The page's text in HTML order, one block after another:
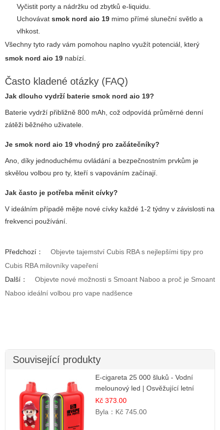
Vyčistit porty a nádržku od zbytků e-liquidu.
Uchovávat smok nord aio 19 mimo přímé sluneční světlo a
vlhkost.
Všechny tyto rady vám pomohou naplno využít potenciál, který
smok nord aio 19 nabízí.
Často kladené otázky (FAQ)
Jak dlouho vydrží baterie smok nord aio 19?
Baterie vydrží přibližně 800 mAh, což odpovídá průměrné denní
zátěži běžného uživatele.
Je smok nord aio 19 vhodný pro začátečníky?
Ano, díky jednoduchému ovládání a bezpečnostním prvkům je
skvělou volbou pro ty, kteří s vapováním začínají.
Jak často je potřeba měnit cívky?
V ideálním případě mějte nové cívky každé 1-2 týdny v závislosti na
frekvenci používání.
Předchozí：
Objevte tajemství Cubis RBA s nejlepšími tipy pro
Cubis RBA milovníky vapeření
Další：
Objevte nové možnosti s Smoant Naboo a proč je Smoant
Naboo ideální volbou pro vape nadšence
Související produkty
E-cigareta 25 000 šluků - Vodní
melounový led | Osvěžující letní
příchuť
Kč 373.00
Byla： Kč 745.00